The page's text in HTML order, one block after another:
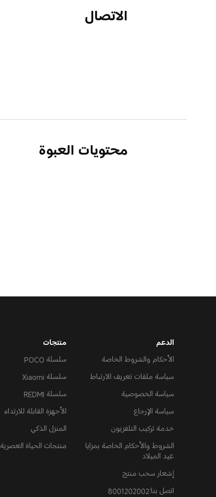
الاتصال
محتويات العبوة
الدعم
الأحكام والشروط الخاصة
سياسة ملفات تعريف الارتباط
سياسة الخصوصية
سياسة الإرجاع
خدمة تركيب التلفزيون
الشروط والأحكام الخاصة بمزايا
عيد الميلاد
إشعار سحب منتج
اتصل بنا:8001202002
منتجات
سلسلة POCO
سلسلة Xiaomi
سلسلة REDMI
الأجهزة القابلة للارتداء
المنزل الذكي
منتجات الحياة العصرية